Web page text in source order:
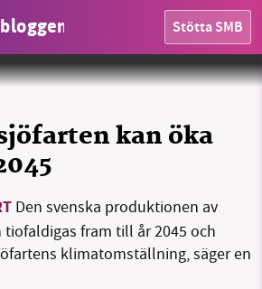
Stötta SMB
Sparade inlägg Tipsa oss
kan öka
Den svenska produktionen av
fram till år 2045 och
klimatomställning, säger en
Foto:Swedegas / Pressbild